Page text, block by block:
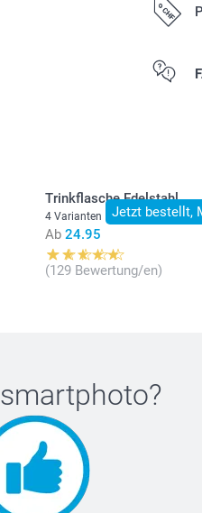
Alle
Jetzt bestellt,
Trinkflasche Edelstahl
4 Varianten
Ab 24.95
(129 Bewertung/en)
smartphoto?